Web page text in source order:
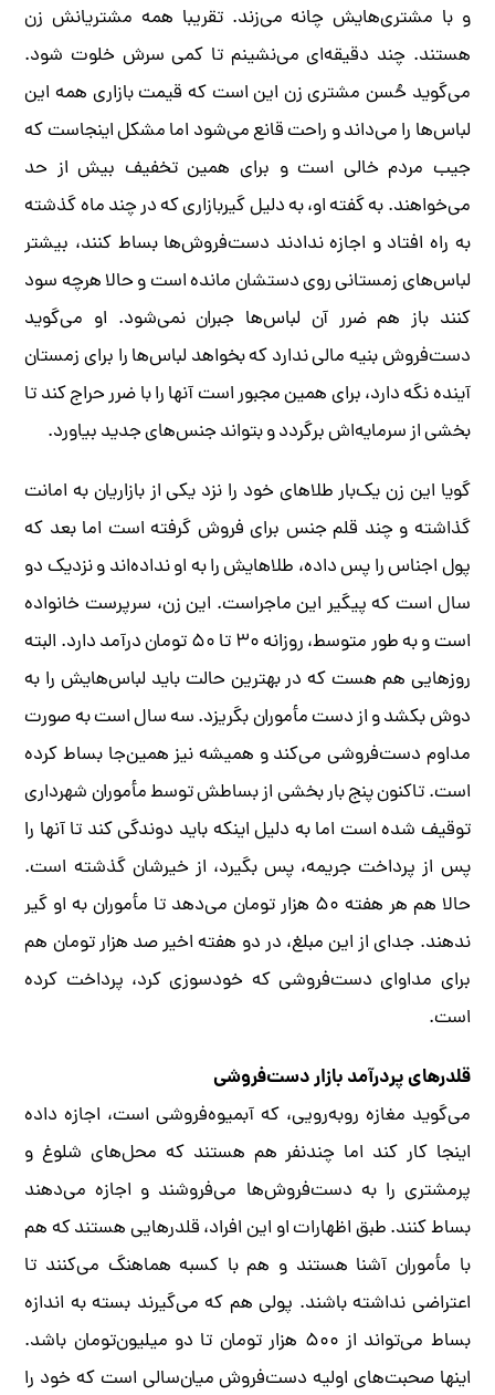
و با مشتری‌هایش چانه می‌زند. تقریبا همه مشتریانش زن
هستند. چند دقیقه‌ای می‌نشینم تا کمی سرش خلوت شود.
می‌گوید حُسن مشتری زن این است که قیمت بازاری همه این
لباس‌ها را می‌داند و راحت قانع می‌شود اما مشکل اینجاست که
جیب مردم خالی است و برای همین تخفیف بیش از حد
می‌خواهند. به گفته او، به دلیل گیربازاری که در چند ماه گذشته
به راه افتاد و اجازه ندادند دست‌فروش‌ها بساط کنند، بیشتر
لباس‌های زمستانی روی دستشان مانده است و حالا هرچه سود
کنند باز هم ضرر آن لباس‌ها جبران نمی‌شود. او می‌گوید
دست‌فروش بنیه مالی ندارد که بخواهد لباس‌ها را برای زمستان
آینده نگه دارد، برای همین مجبور است آنها را با ضرر حراج کند تا
بخشی از سرمایه‌اش برگردد و بتواند جنس‌های جدید بیاورد.
گویا این زن یک‌بار طلاهای خود را نزد یکی از بازاریان به امانت
گذاشته و چند قلم جنس برای فروش گرفته است اما بعد که
پول اجناس را پس داده، طلاهایش را به او نداده‌اند و نزدیک دو
سال است که پیگیر این ماجراست. این زن، سرپرست خانواده‌
است و به طور متوسط، روزانه ۳۰ تا ۵۰ تومان درآمد دارد. البته
روزهایی هم هست که در بهترین حالت باید لباس‌هایش را به
دوش بکشد و از دست مأموران بگریزد. سه سال است به صورت
مداوم دست‌فروشی می‌کند و همیشه نیز همین‌جا بساط کرده
است. تا‌کنون پنج بار بخشی از بساطش توسط مأموران شهرداری
توقیف شده است اما به دلیل اینکه باید دوندگی کند تا آنها را
پس از پرداخت جریمه، پس بگیرد، از خیرشان گذشته است.
حالا هم هر هفته ۵۰‌ هزار تومان می‌دهد تا مأموران به او ‌گیر
ندهند. جدای از این مبلغ، در دو هفته اخیر صد ‌هزار تومان هم
برای مداوای دست‌فروشی که خودسوزی کرد، پرداخت کرده
است.
قلدرهای پردرآمد بازار دست‌فروشی
می‌گوید مغازه روبه‌رویی، که آبمیوه‌فروشی است، اجازه داده
اینجا کار کند اما چندنفر هم هستند که محل‌های شلوغ و
پرمشتری را به دست‌فروش‌ها می‌فروشند و اجازه می‌دهند
بساط کنند. طبق اظهارات او این افراد، قلدرهایی هستند که هم
با مأموران آشنا هستند و هم با کسبه هماهنگ می‌کنند تا
اعتراضی نداشته باشند. پولی هم که می‌گیرند بسته به اندازه
بساط می‌تواند از ۵۰۰ ‌هزار تومان تا دو میلیون‌تومان باشد.
اینها صحبت‌های اولیه دست‌فروش میان‌سالی است که خود را